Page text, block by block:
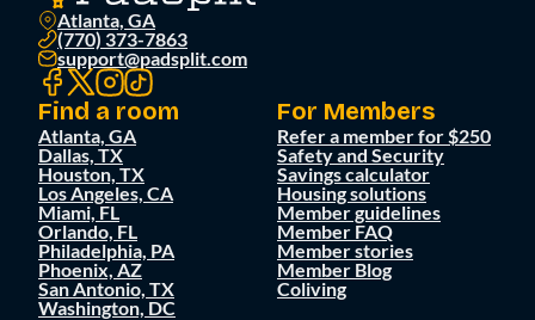
Atlanta, GA
(770) 373-7863
support@padsplit.com
Find a room
Atlanta, GA
Dallas, TX
Houston, TX
Los Angeles, CA
Miami, FL
Orlando, FL
Philadelphia, PA
Phoenix, AZ
San Antonio, TX
Washington, DC
For Members
Refer a member for $250
Safety and Security
Savings calculator
Housing solutions
Member guidelines
Member FAQ
Member stories
Member Blog
Coliving